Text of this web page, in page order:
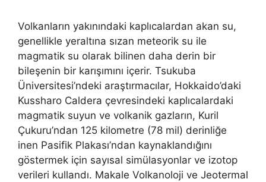
Volkanların yakınındaki kaplıcalardan akan su,
genellikle yeraltına sızan meteorik su ile
magmatik su olarak bilinen daha derin bir
bileşenin bir karışımını içerir. Tsukuba
Üniversitesi’ndeki araştırmacılar, Hokkaido’daki
Kussharo Caldera çevresindeki kaplıcalardaki
magmatik suyun ve volkanik gazların, Kuril
Çukuru’ndan 125 kilometre (78 mil) derinliğe
inen Pasifik Plakası’ndan kaynaklandığını
göstermek için sayısal simülasyonlar ve izotop
verileri kullandı. Makale Volkanoloji ve Jeotermal